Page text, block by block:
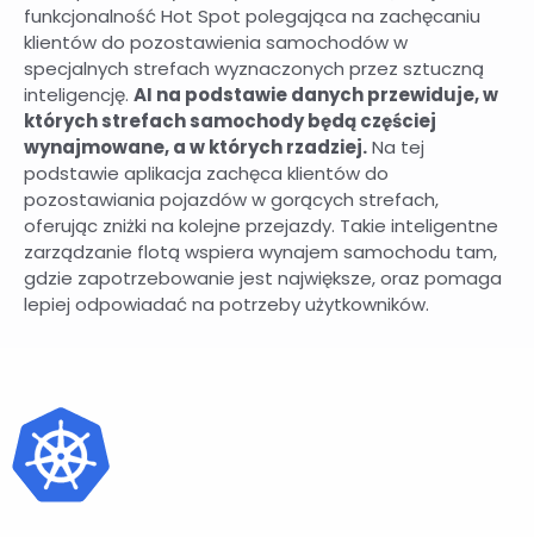
funkcjonalność Hot Spot polegająca na zachęcaniu
klientów do pozostawienia samochodów w
specjalnych strefach wyznaczonych przez sztuczną
inteligencję. AI na podstawie danych przewiduje, w
których strefach samochody będą częściej
wynajmowane, a w których rzadziej.Na tej
podstawie aplikacja zachęca klientów do
pozostawiania pojazdów w gorących strefach,
oferując zniżki na kolejne przejazdy. Takie inteligentne
zarządzanie flotą wspiera wynajem samochodu tam,
gdzie zapotrzebowanie jest największe, oraz pomaga
lepiej odpowiadać na potrzeby użytkowników.